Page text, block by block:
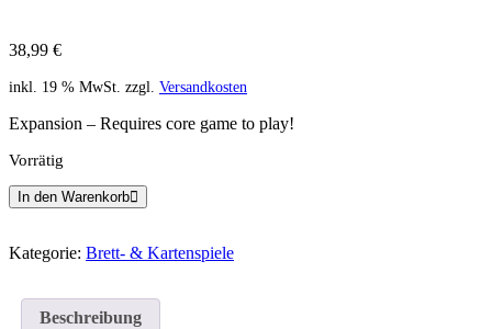
38,99 €
inkl. 19 % MwSt. zzgl. Versandkosten
Expansion – Requires core game to play!
Vorrätig
Dungeons
&
Onslaught
Sellswords
In den Warenkorb
Kategorie: Brett- & Kartenspiele
Beschreibung